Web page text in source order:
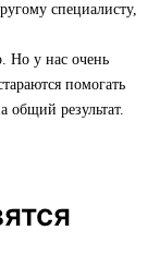
специалисту,
Но у нас очень
помогать
общий результат.